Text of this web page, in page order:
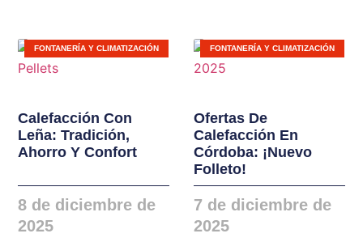
productos en nuestras
instalaciones. Nuevas
gamas de ventanas,
balconeras, cierres y
puertas en PVC y
ALUMINIO
FONTANERÍA Y CLIMATIZACIÓN
Calefacción Con
Leña: Tradición,
Ahorro Y Confort
8 de diciembre de
2025
FONTANERÍA Y CLIMATIZACIÓN
Ofertas De
Calefacción En
Córdoba: ¡Nuevo
Folleto!
7 de diciembre de
2025